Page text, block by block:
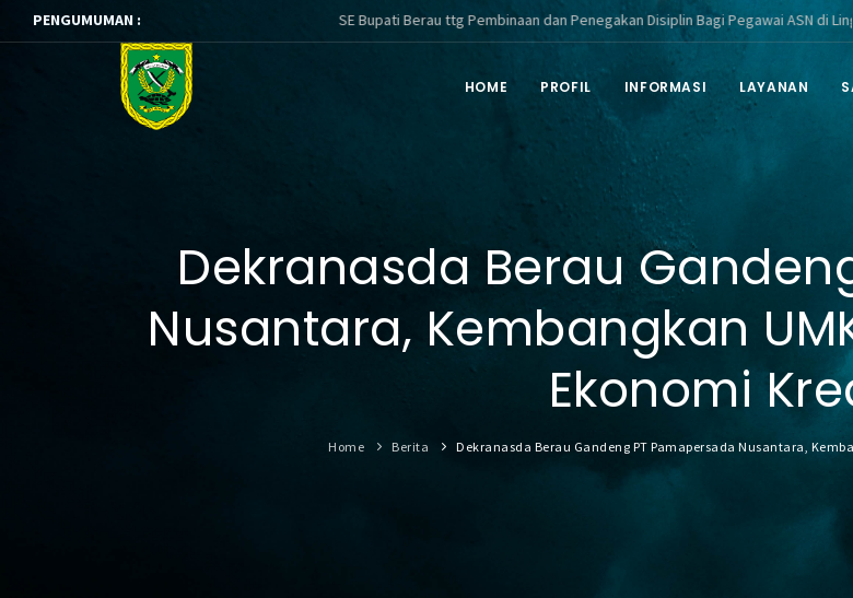
PENGUMUMAN : SE Bupati Berau ttg Pembinaan dan Penegakan Disiplin Bagi Pegawai ASN di Lingkungan
HOME PROFIL INFORMASI LAYANAN
Dekranasda Berau
Nusantara, Kembangkan
Ekonomi
Home Berita Dekranasda Berau Gandeng PT Pamapersada Nusantara,